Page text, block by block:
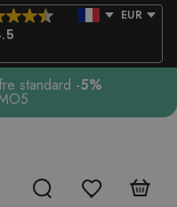
EUR
standard -5%